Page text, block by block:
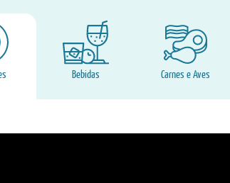
Bebidas Carnes e Aves